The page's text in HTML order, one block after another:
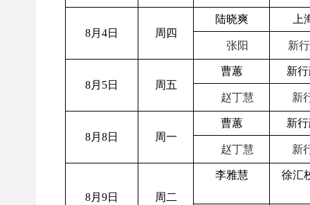
8月4日 周四
陆晓爽
张阳 新
8月5日 周五
曹蕙 新
赵丁慧 新
8月8日 周一
曹蕙 新
赵丁慧 新
8月9日 周二
李雅慧
徐汇